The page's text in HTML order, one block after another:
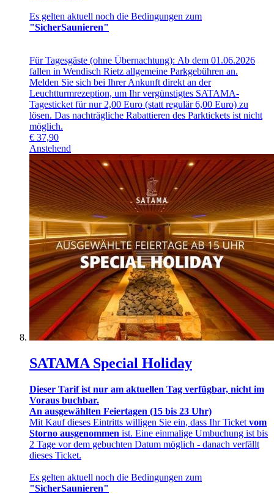
Es gelten aktuell noch die Bedingungen zum
"SicherSaunieren"
Für Tagesgäste (ohne Übernachtung): Ab dem 01.06.2026
fallen in Wendisch Rietz allgemeine Parkgebühren an.
Melden Sie sich bei Ihrer Ankunft direkt an der
Leuchtturmrezeption, um Ihr vergünstigtes SATAMA-
Tagesticket für nur 2,00 Euro (statt regulär 6,00 Euro) zu
lösen. Das nachträgliche Rabattieren des Parktickets ist nicht
möglich.
€ 37,90
Anstehend
SATAMA Special Holiday
Dieser Tarif ist nur am aktuellen Tag verfügbar, nicht im
Voraus buchbar.
An ausgewählten Feiertagen (15 bis 23 Uhr)
Mit Kauf dieses Eintritts willigen Sie ein, dass Ihr Ticket vom
Storno ausgenommen ist. Eine einmalige Umbuchung ist bis
2 Tage vor dem gebuchten Datum möglich - danach verfällt
dieses Ticket.
Es gelten aktuell noch die Bedingungen zum
"SicherSaunieren"